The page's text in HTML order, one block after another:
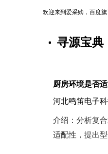
欢迎来到爱采购，百度
寻源宝典
厨房环境是否
河北鸣笛电子
介绍： 分析复
适配性，提出